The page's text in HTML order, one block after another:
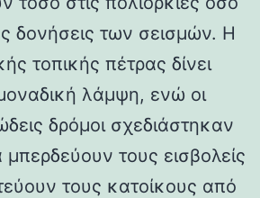
δονήσεις των σεισμών. Η
τοπικής πέτρας δίνει
λάμψη, ενώ οι
δρόμοι σχεδιάστηκαν
τους εισβολείς
τους κατοίκους από